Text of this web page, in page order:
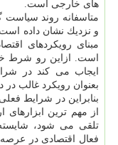
های خارجی است.
متاسفانه روند
و نزدیك نشان داده
مبنای رویكردهای
است. ازاین رو شرط
ایجاب می كند در
بعنوان رویكرد غالب در
بنابراین در شرایط
از مهم ترین
تلقی می شود،
فعال اقتصادی در